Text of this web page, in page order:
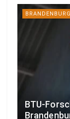
BRANDENBURG
BTU-